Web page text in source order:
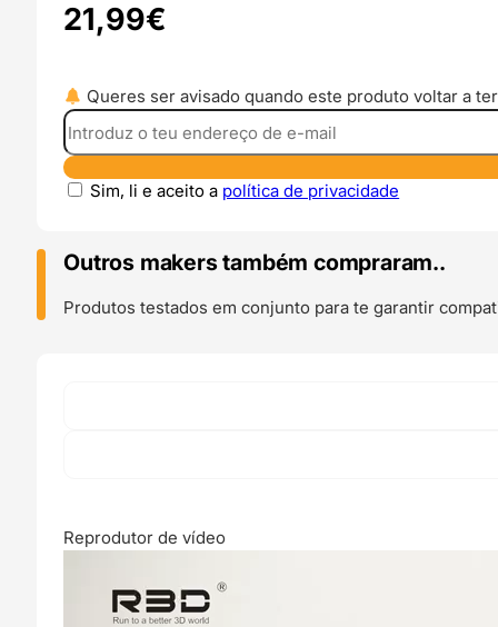
21,99€
Queres ser avisado quando este produto voltar a
Sim, li e aceito a política de privacidade
Outros makers também compraram..
Produtos testados em conjunto para te garantir
Reprodutor de vídeo